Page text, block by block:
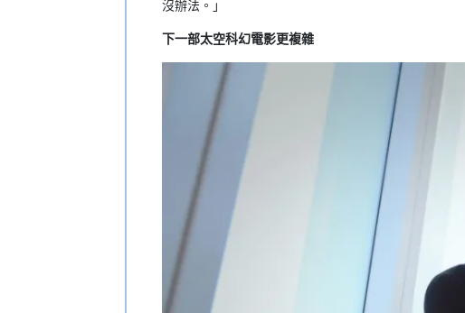
沒辦法。」
下一部太空科幻電影更複雜